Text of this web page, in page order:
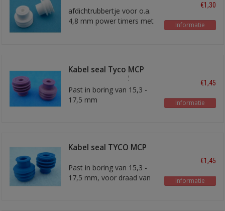
afdichtrubbertje voor o.a.
4,8 mm power timers met
€1,30
Informatie
Kabel seal Tyco MCP
9.5 paars 6 mm2
Past in boring van 15,3 -
17,5 mm
€1,45
Informatie
Kabel seal TYCO MCP
Past in boring van 15,3 -
17,5 mm, voor draad van
€1,45
Informatie